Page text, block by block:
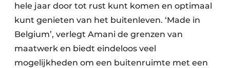
hele jaar door tot rust kunt komen en optimaal
kunt genieten van het buitenleven. ‘Made in
Belgium’, verlegt Amani de grenzen van
maatwerk en biedt eindeloos veel
mogelijkheden om een buitenruimte met een